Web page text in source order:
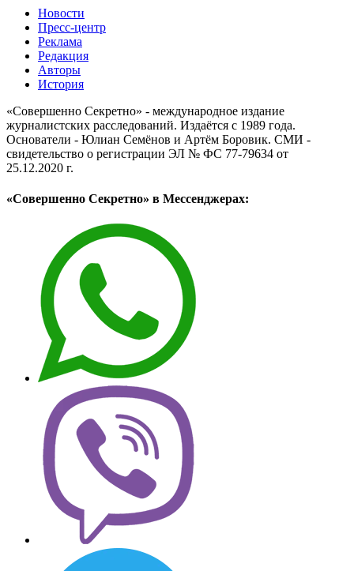
Новости
Пресс-центр
Реклама
Редакция
Авторы
История
«Совершенно Секретно» - международное издание
журналистских расследований. Издаётся с 1989 года.
Основатели - Юлиан Семёнов и Артём Боровик. CМИ -
свидетельство о регистрации ЭЛ № ФС 77-79634 от
25.12.2020 г.
«Совершенно Секретно» в Мессенджерах: